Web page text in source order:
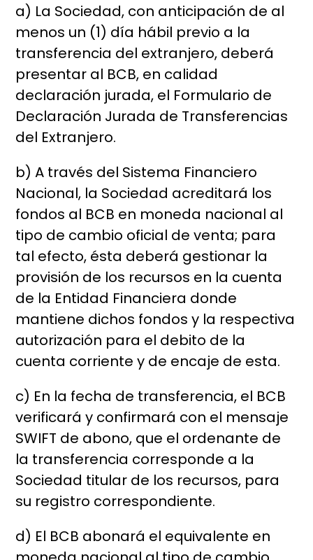
a) La Sociedad, con anticipación de al
menos un (1) día hábil previo a la
transferencia del extranjero, deberá
presentar al BCB, en calidad
declaración jurada, el Formulario de
Declaración Jurada de Transferencias
del Extranjero.
b) A través del Sistema Financiero
Nacional, la Sociedad acreditará los
fondos al BCB en moneda nacional al
tipo de cambio oficial de venta; para
tal efecto, ésta deberá gestionar la
provisión de los recursos en la cuenta
de la Entidad Financiera donde
mantiene dichos fondos y la respectiva
autorización para el debito de la
cuenta corriente y de encaje de esta.
c) En la fecha de transferencia, el BCB
verificará y confirmará con el mensaje
SWIFT de abono, que el ordenante de
la transferencia corresponde a la
Sociedad titular de los recursos, para
su registro correspondiente.
d) El BCB abonará el equivalente en